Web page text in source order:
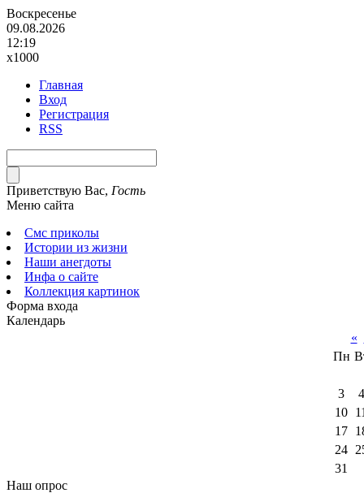
Воскресенье
09.08.2026
12:19
x1000
Главная
Вход
Регистрация
RSS
Приветствую Вас, Гость
Меню сайта
Смс приколы
Истории из жизни
Наши анегдоты
Инфа о сайте
Коллекция картинок
Форма входа
Календарь
«
Пн
3
4
10
17
24
31
Наш опрос